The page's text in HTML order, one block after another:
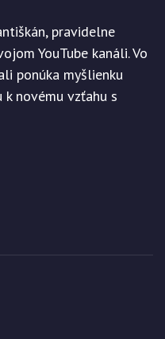
pravidelne
YouTube kanáli. Vo
ponúka myšlienku
novému vzťahu s